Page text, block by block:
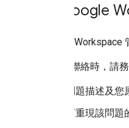
與 Google
Google Workspace
與我們聯絡時，請
問題描述及您
可重現該問